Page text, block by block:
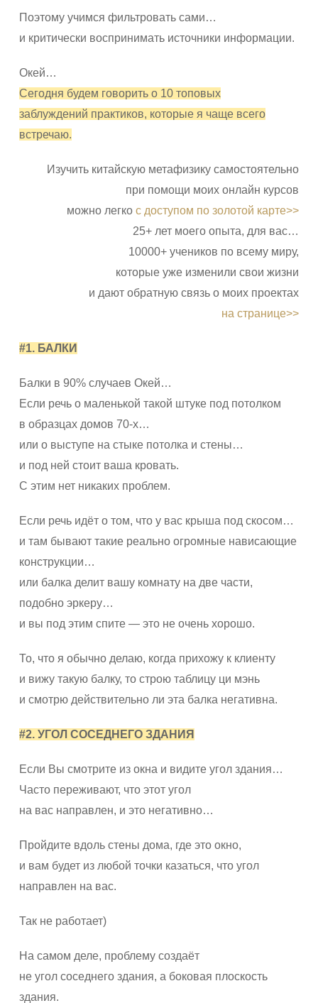
Поэтому учимся фильтровать сами…
и критически воспринимать источники информации.
Окей…
Сегодня будем говорить о 10 топовых
заблуждений практиков, которые я чаще всего
встречаю.
Изучить китайскую метафизику самостоятельно
при помощи моих онлайн курсов
можно легкос доступом по золотой карте>>
25+ лет моего опыта, для вас…
10000+ учеников по всему миру,
которые уже изменили свои жизни
и дают обратную связь о моих проектах
на странице>>
#1. БАЛКИ
Балки в 90% случаев Окей…
Если речь о маленькой такой штуке под потолком
в образцах домов 70-х…
или о выступе на стыке потолка и стены…
и под ней стоит ваша кровать.
С этим нет никаких проблем.
Если речь идёт о том, что у вас крыша под скосом…
и там бывают такие реально огромные нависающие
конструкции…
или балка делит вашу комнату на две части,
подобно эркеру…
и вы под этим спите — это не очень хорошо.
То, что я обычно делаю, когда прихожу к клиенту
и вижу такую балку, то строю таблицу ци мэнь
и смотрю действительно ли эта балка негативна.
#2. УГОЛ СОСЕДНЕГО ЗДАНИЯ
Если Вы смотрите из окна и видите угол здания…
Часто переживают, что этот угол
на вас направлен, и это негативно…
Пройдите вдоль стены дома, где это окно,
и вам будет из любой точки казаться, что угол
направлен на вас.
Так не работает)
На самом деле, проблему создаёт
не угол соседнего здания, а боковая плоскость
здания.